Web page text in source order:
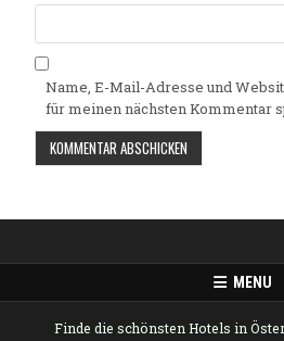
Name, E-Mail-Adresse und
für meinen nächsten Kommentar
MENU
Finde die schönsten Hotels in